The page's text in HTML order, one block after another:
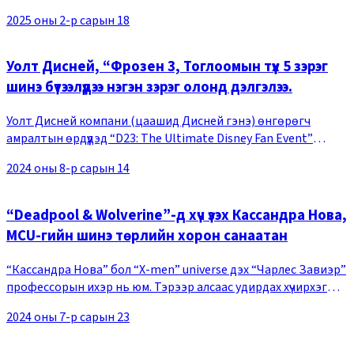
эрхэндээ оруулах гэсэн хорон санаа т
2025 оны 2-р сарын 18
Уолт Дисней, “Фрозен 3, Тоглоомын түүх 5 зэрэг
шинэ бүтээлүүдээ нэгэн зэрэг олонд дэлгэлээ.
Уолт Дисней компани (цаашид Дисней гэнэ) өнгөрөгч
амралтын өрдүүдэд “D23: The Ultimate Disney Fan Event”
theme park, cruise line, game зэрэг шинэ
2024 оны 8-р сарын 14
“Deadpool & Wolverine”-д хүч үзэх Кассандра Нова,
MCU-гийн шинэ төрлийн хорон санаатан
“Кассандра Нова” бол “X-men” universe дэх “Чарлес Завиэр”
профессорын ихэр нь юм. Тэрээр алсаас удирдах хүчирхэг
зогсохгүй алсаас мэдрэх онцгой чадвара
2024 оны 7-р сарын 23